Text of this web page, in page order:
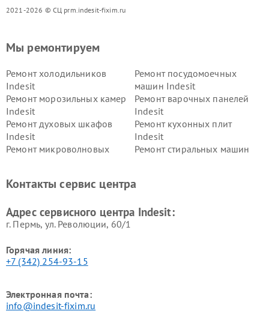
2021-2026 © СЦ prm.indesit-fixim.ru
Мы ремонтируем
Ремонт холодильников
Indesit
Ремонт посудомоечных
машин Indesit
Ремонт морозильных камер
Indesit
Ремонт варочных панелей
Indesit
Ремонт духовых шкафов
Indesit
Ремонт кухонных плит
Indesit
Ремонт микроволновых
Ремонт стиральных машин
Indesit
Indesit
Контакты сервис центра
Адрес сервисного центра Indesit:
г. Пермь, ул. ​Революции, 60/1
Горячая линия:
+7 (342) 254-93-15
Электронная почта:
info@indesit-fixim.ru